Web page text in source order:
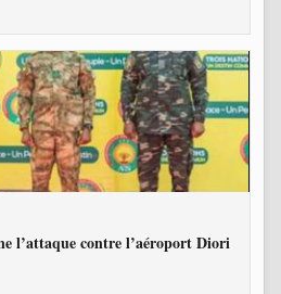
l’attaque contre l’aéroport Diori